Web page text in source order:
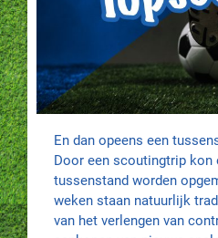
En dan opeens een
Door een scoutingtrip kon
tussenstand worden
weken staan natuurlijk
van het verlengen van